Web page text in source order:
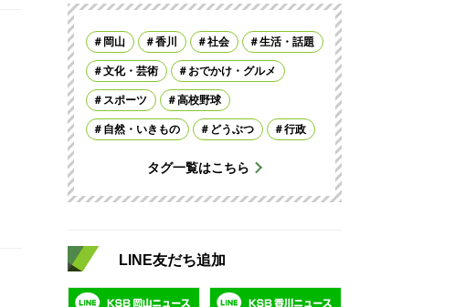
岡山 香川 社会 生活・話題
文化・芸術 おでかけ・グルメ
スポーツ 高校野球
自然・いきもの どうぶつ 行政
タグ一覧はこちら
LINE友だち追加